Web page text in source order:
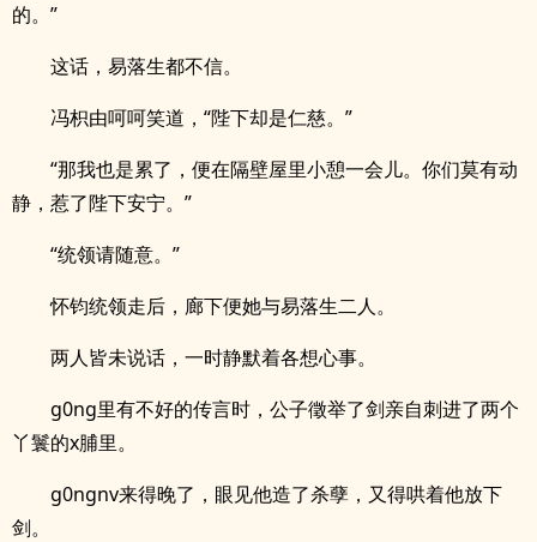
的。”
这话，易落生都不信。
冯枳由呵呵笑道，“陛下却是仁慈。”
“那我也是累了，便在隔壁屋里小憩一会儿。你们莫有动
静，惹了陛下安宁。”
“统领请随意。”
怀钧统领走后，廊下便她与易落生二人。
两人皆未说话，一时静默着各想心事。
g0ng里有不好的传言时，公子徵举了剑亲自刺进了两个
丫鬟的x脯里。
g0ngnv来得晚了，眼见他造了杀孽，又得哄着他放下
剑。